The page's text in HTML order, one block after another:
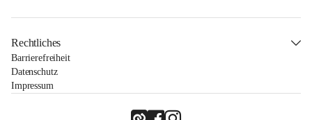
Rechtliches
Barrierefreiheit
Datenschutz
Impressum